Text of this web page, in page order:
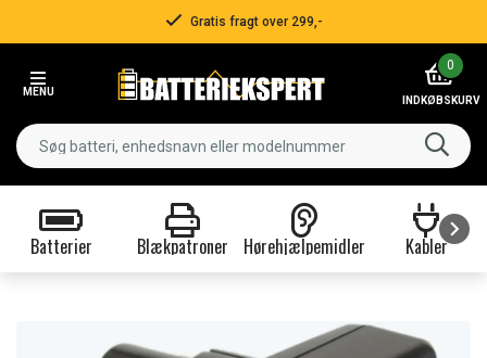
Gratis fragt over 299,-
MENU
0
INDKØBSKURV
Batterier Blækpatroner Hørehjælpemidler Kabler